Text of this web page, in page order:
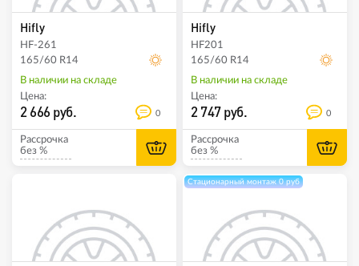
Hifly
HF-261
165/60 R14
В наличии на складе
Цена:
2 666 руб. 0
Рассрочка
без %
Hifly
HF201
165/60 R14
В наличии на складе
Цена:
2 747 руб. 0
Рассрочка
без %
Стационарный монтаж 0 руб